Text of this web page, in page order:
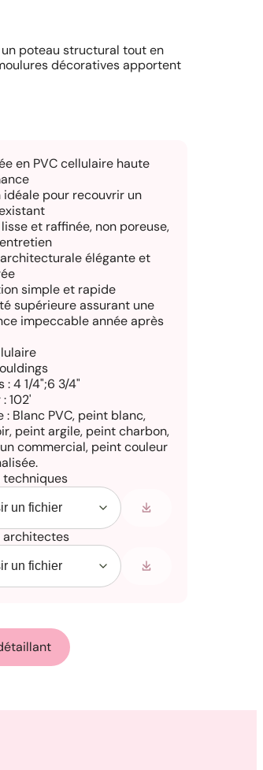
un poteau structural tout en
décoratives apportent
en PVC cellulaire haute
idéale pour recouvrir un
et raffinée, non poreuse,
élégante et
simple et rapide
supérieure assurant une
impeccable année après
: 4 1/4";6 3/4"
102'
: Blanc PVC, peint blanc,
peint argile, peint charbon,
commercial, peint couleur
techniques
architectes